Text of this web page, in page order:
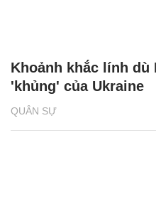
QUÂN SỰ
Khoảnh khắc lính dù
'khủng' của Ukraine